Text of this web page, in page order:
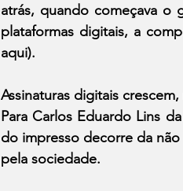
atrás, quando começava o
plataformas digitais, a
aqui).
Assinaturas digitais
Para Carlos Eduardo Lins
do impresso decorre da
pela sociedade.